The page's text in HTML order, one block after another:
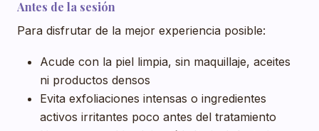
Antes de la sesión
Para disfrutar de la mejor experiencia posible:
Acude con la piel limpia, sin maquillaje, aceites
ni productos densos
Evita exfoliaciones intensas o ingredientes
activos irritantes poco antes del tratamiento